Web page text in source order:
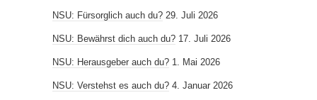
NSU: Fürsorglich auch du? 29. Juli 2026
NSU: Bewährst dich auch du? 17. Juli 2026
NSU: Herausgeber auch du? 1. Mai 2026
NSU: Verstehst es auch du? 4. Januar 2026